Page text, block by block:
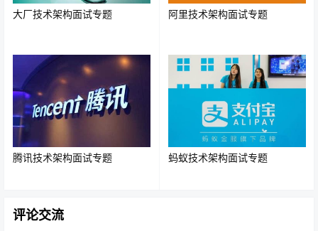
大厂技术架构面试专题 阿里技术架构面试专题
腾讯技术架构面试专题 蚂蚁技术架构面试专题
评论交流